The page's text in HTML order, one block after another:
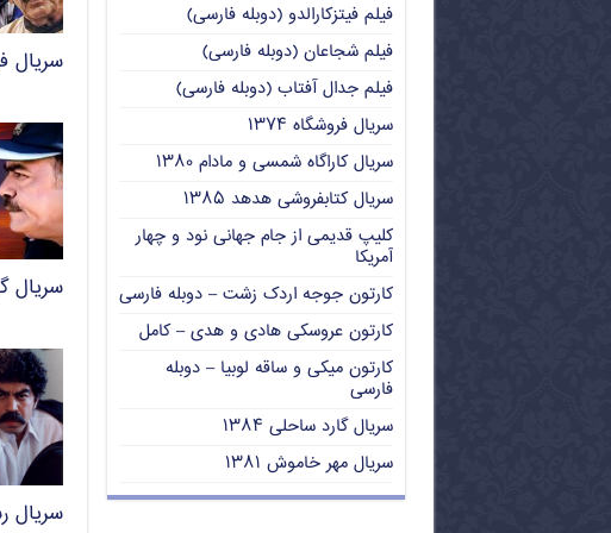
سریال
سریال
سریال
فیلم فیتزکارالدو (دوبله فارسی)
فیلم شجاعان (دوبله فارسی)
فیلم جدال آفتاب (دوبله فارسی)
سریال فروشگاه ۱۳۷۴
سریال کاراگاه شمسی و مادام ۱۳۸۰
سریال کتابفروشی هدهد ۱۳۸۵
کلیپ قدیمی از جام جهانی نود و چهار
آمریکا
کارتون جوجه اردک زشت – دوبله فارسی
کارتون عروسکی هادی و هدی – کامل
کارتون میکی و ساقه لوبیا – دوبله
فارسی
سریال گارد ساحلی ۱۳۸۴
سریال مهر خاموش ۱۳۸۱